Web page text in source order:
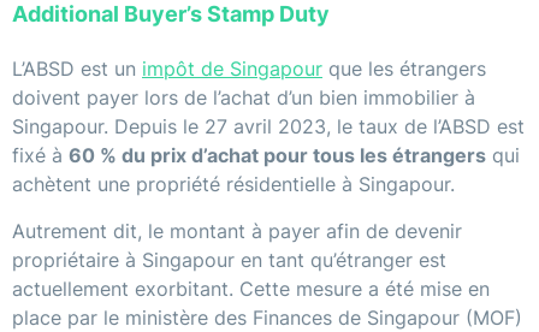
Additional Buyer’s Stamp Duty
L’ABSD est un impôt de Singapour que les étrangers
doivent payer lors de l’achat d’un bien immobilier à
Singapour. Depuis le 27 avril 2023, le taux de l’ABSD est
fixé à 60 % du prix d’achat pour tous les étrangers qui
achètent une propriété résidentielle à Singapour.
Autrement dit, le montant à payer afin de devenir
propriétaire à Singapour en tant qu’étranger est
actuellement exorbitant. Cette mesure a été mise en
place par le ministère des Finances de Singapour (MOF)